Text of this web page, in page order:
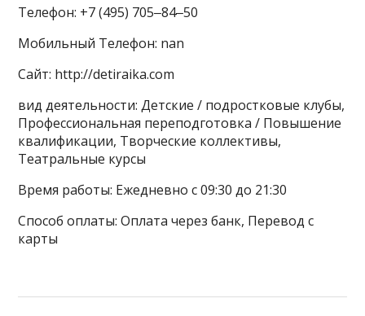
Телефон: +7 (495) 705‒84‒50
Мобильный Телефон: nan
Сайт: http://detiraika.com
вид деятельности: Детские / подростковые клубы,
Профессиональная переподготовка / Повышение
квалификации, Творческие коллективы,
Театральные курсы
Время работы: Ежедневно с 09:30 до 21:30
Способ оплаты: Оплата через банк, Перевод с
карты